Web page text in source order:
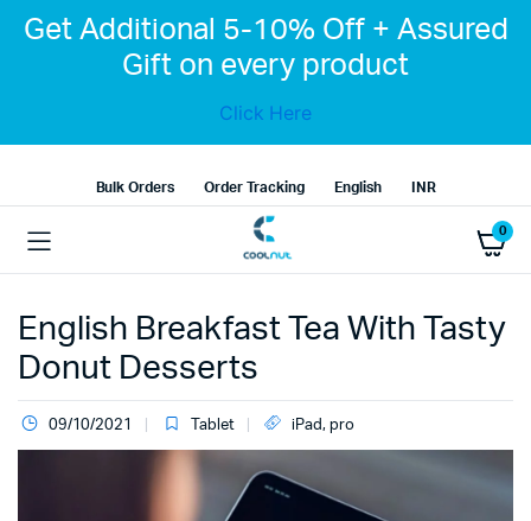
Get Additional 5-10% Off + Assured
Gift on every product
Click Here
Bulk Orders Order Tracking English INR
0
English Breakfast Tea With Tasty
Donut Desserts
09/10/2021 Tablet iPad, pro